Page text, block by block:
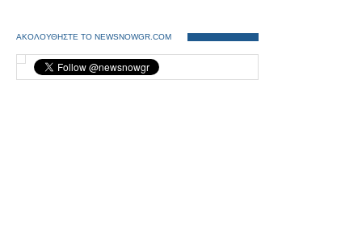
ΑΚΟΛΟΥΘΗΣΤΕ ΤΟ NEWSNOWGR.COM